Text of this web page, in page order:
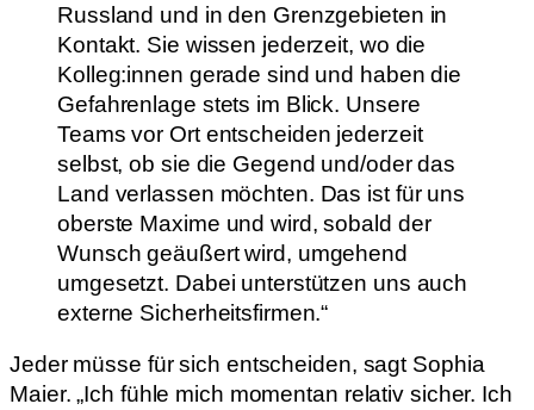
Russland und in den Grenzgebieten in
Kontakt. Sie wissen jederzeit, wo die
Kolleg:innen gerade sind und haben die
Gefahrenlage stets im Blick. Unsere
Teams vor Ort entscheiden jederzeit
selbst, ob sie die Gegend und/oder das
Land verlassen möchten. Das ist für uns
oberste Maxime und wird, sobald der
Wunsch geäußert wird, umgehend
umgesetzt. Dabei unterstützen uns auch
externe Sicherheitsfirmen.“
Jeder müsse für sich entscheiden, sagt Sophia
Maier. „Ich fühle mich momentan relativ sicher. Ich